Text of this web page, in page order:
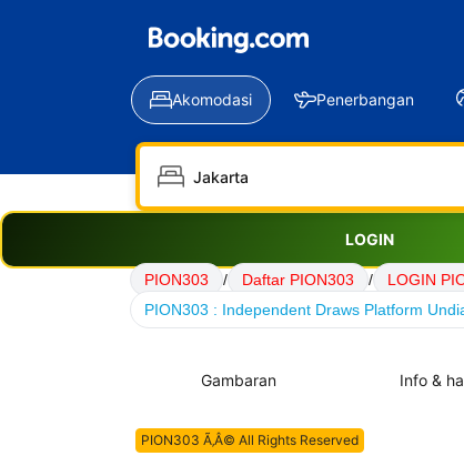
Akomodasi Penerbangan
LOGIN
PION303 / Daftar PION303 / LOGIN
PION303 : Independent Draws Platform
Gambaran Info &
PION303 Ã‚Â© All Rights Reserved